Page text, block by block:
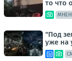
то что
"Под
уже на